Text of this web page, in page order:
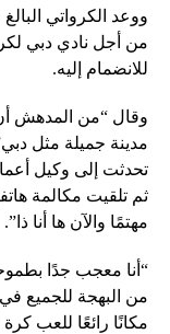
من أجل نادي دبي
للانضمام إليه.
وقال “من المدهش
مدينة جميلة مثل
تحدثت إلى وكيل
ثم تلقيت مكالمة
مهتمًا والآن ها أنا ذا”.
“أنا معجب جدًا
من البهجة للجميع في
مكانًا رائعًا للعب